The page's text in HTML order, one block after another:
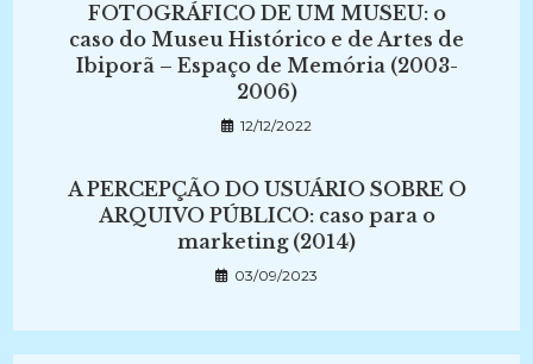
FOTOGRÁFICO DE UM MUSEU: o
caso do Museu Histórico e de Artes de
Ibiporã – Espaço de Memória (2003-
2006)
12/12/2022
A PERCEPÇÃO DO USUÁRIO SOBRE O
ARQUIVO PÚBLICO: caso para o
marketing (2014)
03/09/2023